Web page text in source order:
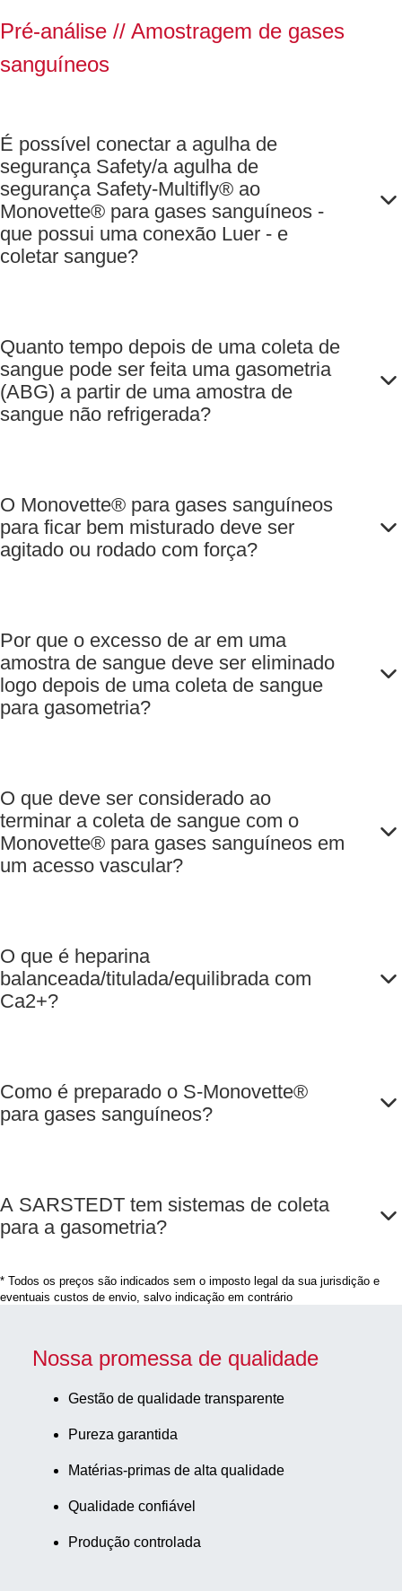
2.000 tampas
de fechamento
1.000
REF 95.936),
1 unid./caixa
volume
do kit: 800
140 µl (4 x
200 unidades
REF
65.935.230) e
1.000
de cartão
Pré-análise // Amostragem de gases
sanguíneos
É possível conectar a agulha de
segurança Safety/a agulha de
segurança Safety-Multifly® ao
Monovette® para gases sanguíneos -
que possui uma conexão Luer - e
coletar sangue?
Quanto tempo depois de uma coleta de
sangue pode ser feita uma gasometria
(ABG) a partir de uma amostra de
sangue não refrigerada?
O Monovette® para gases sanguíneos
para ficar bem misturado deve ser
agitado ou rodado com força?
Por que o excesso de ar em uma
amostra de sangue deve ser eliminado
logo depois de uma coleta de sangue
para gasometria?
O que deve ser considerado ao
terminar a coleta de sangue com o
Monovette® para gases sanguíneos em
um acesso vascular?
O que é heparina
balanceada/titulada/equilibrada com
Ca2+?
Como é preparado o S-Monovette®
para gases sanguíneos?
A SARSTEDT tem sistemas de coleta
para a gasometria?
* Todos os preços são indicados sem o imposto legal da sua jurisdição e
eventuais custos de envio, salvo indicação em contrário
Nossa promessa de qualidade
Gestão de qualidade transparente
Pureza garantida
Matérias-primas de alta qualidade
Qualidade confiável
Produção controlada